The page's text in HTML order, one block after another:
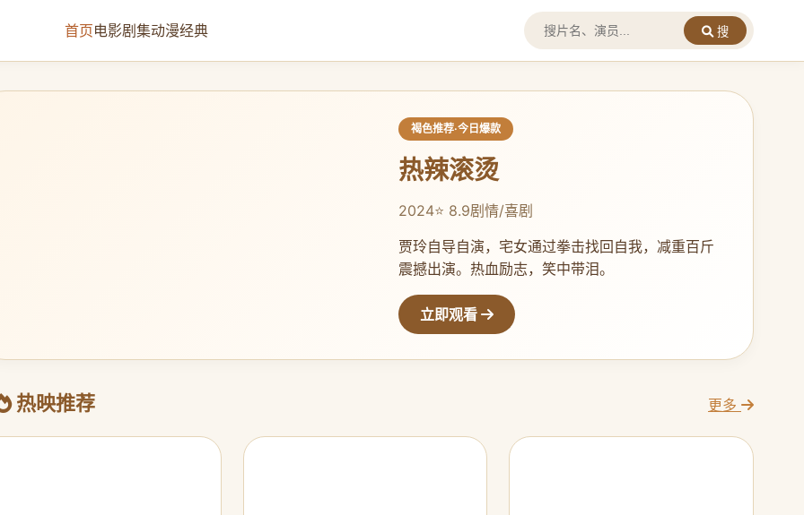
首页电影剧集动漫经典 搜
褐色推荐·今日爆款
热辣滚烫
2024⭐ 8.9剧情/喜剧
贾玲自导自演，宅女通过拳击找回自我，减重百斤
震撼出演。热血励志，笑中带泪。
立即观看
热映推荐 更多